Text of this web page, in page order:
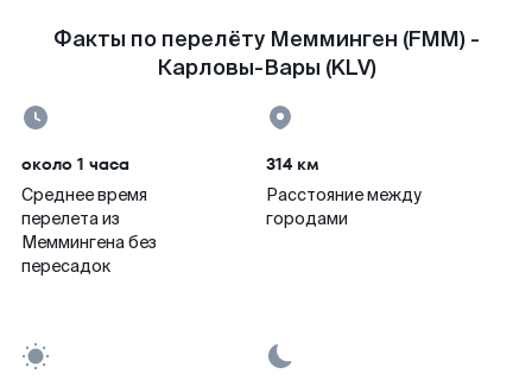
Факты по перелёту Мемминген (FMM) -
Карловы-Вары (KLV)
около 1 часа
Среднее время
перелета из
Меммингена без
пересадок
314 км
Расстояние между
городами